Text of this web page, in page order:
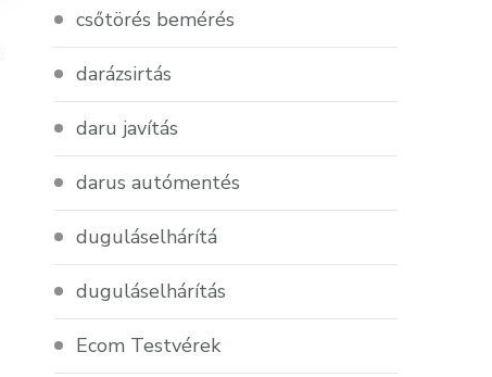
csőtörés bemérés
darázsirtás
daru javítás
darus autómentés
duguláselhárítá
duguláselhárítás
Ecom Testvérek